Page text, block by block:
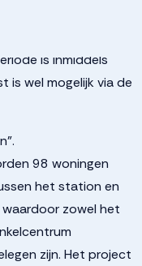
is inmiddels
is wel mogelijk via de
98 woningen
het station en
zowel het
zijn. Het project